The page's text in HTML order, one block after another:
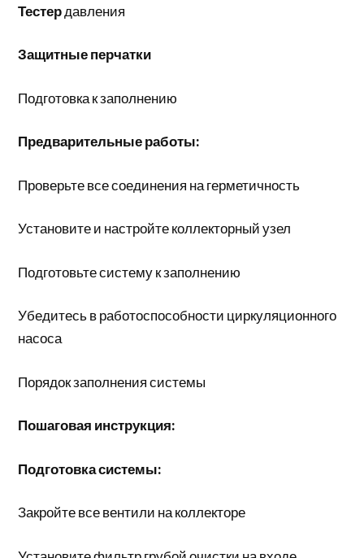
Тестердавления
Защитные перчатки
Подготовка к заполнению
Предварительные работы:
Проверьте все соединения на герметичность
Установите и настройте коллекторный узел
Подготовьте систему к заполнению
Убедитесь в работоспособности циркуляционного
насоса
Порядок заполнения системы
Пошаговая инструкция:
Подготовка системы:
Закройте все вентили на коллекторе